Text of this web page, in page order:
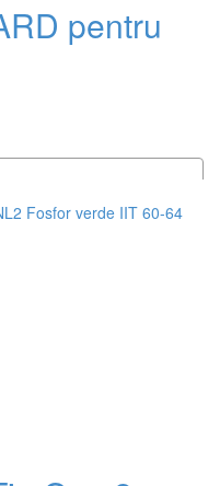
pentru